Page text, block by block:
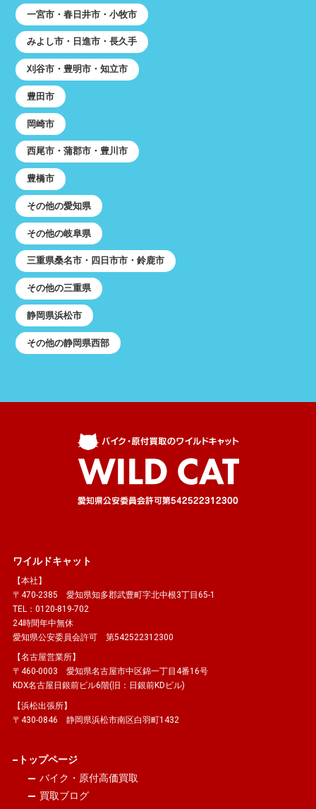
一宮市・春日井市・小牧市
みよし市・日進市・長久手
刈谷市・豊明市・知立市
豊田市
岡崎市
西尾市・蒲郡市・豊川市
豊橋市
その他の愛知県
その他の岐阜県
三重県桑名市・四日市市・鈴鹿市
その他の三重県
静岡県浜松市
その他の静岡県西部
ワイルドキャット
【本社】
〒470-2385 愛知県知多郡武豊町字北中根3丁目65-1
TEL：0120-819-702
24時間年中無休
愛知県公安委員会許可 第542522312300
【名古屋営業所】
〒460-0003 愛知県名古屋市中区錦一丁目4番16号
KDX名古屋日銀前ビル6階(旧：日銀前KDビル)
【浜松出張所】
〒430-0846 静岡県浜松市南区白羽町1432
トップページ
バイク・原付高価買取
買取ブログ